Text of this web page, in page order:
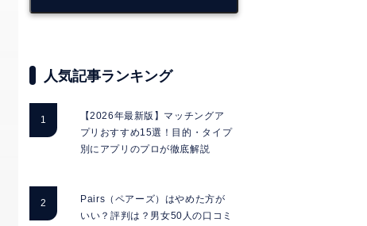
人気記事ランキング
【2026年最新版】マッチングア
プリおすすめ15選！目的・タイプ
別にアプリのプロが徹底解説
Pairs（ペアーズ）はやめた方が
いい？評判は？男女50人の口コミ